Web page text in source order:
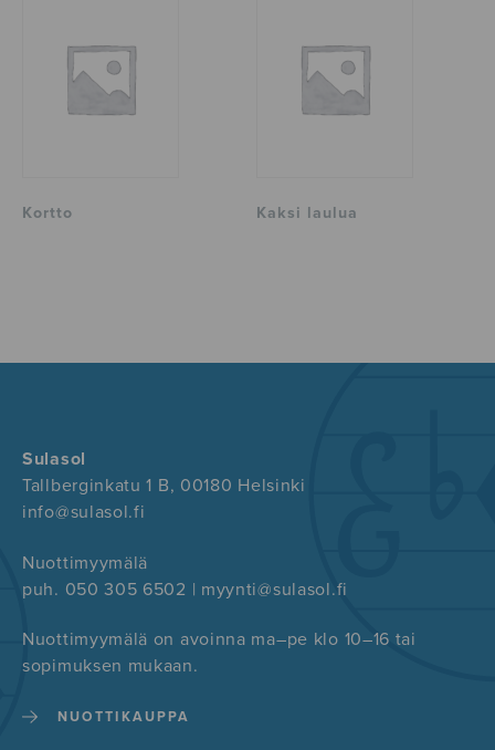
Kortto Kaksi laulua
Sulasol
Tallberginkatu 1 B, 00180 Helsinki
info@sulasol.fi
Nuottimyymälä
puh. 050 305 6502 | myynti@sulasol.fi
Nuottimyymälä on avoinna ma–pe klo 10–16 tai
sopimuksen mukaan.
NUOTTIKAUPPA